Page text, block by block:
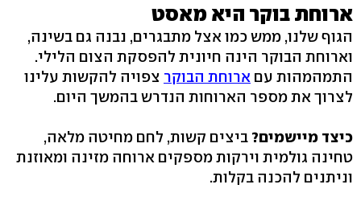
ארוחת בוקר היא מאסט
הגוף שלנו, ממש כמו אצל מתבגרים, נבנה גם בשינה,
וארוחת הבוקר הינה חיונית להפסקת הצום הלילי.
התמהמהות עם ארוחת הבוקר צפויה להקשות עלינו
לצרוך את מספר הארוחות הנדרש בהמשך היום.
כיצד מיישמים? ביצים קשות, לחם מחיטה מלאה,
טחינה גולמית וירקות מספקים ארוחה מזינה ומאוזנת
וניתנים להכנה בקלות.